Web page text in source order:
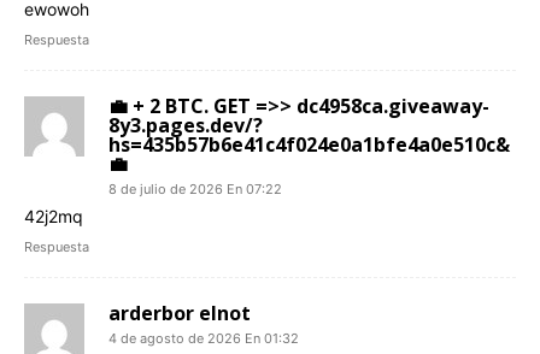
ewowoh
Respuesta
💼 + 2 BTC. GET =>> dc4958ca.giveaway-
8y3.pages.dev/?
hs=435b57b6e41c4f024e0a1bfe4a0e510c&
💼
8 de julio de 2026 En 07:22
42j2mq
Respuesta
arderbor elnot
4 de agosto de 2026 En 01:32